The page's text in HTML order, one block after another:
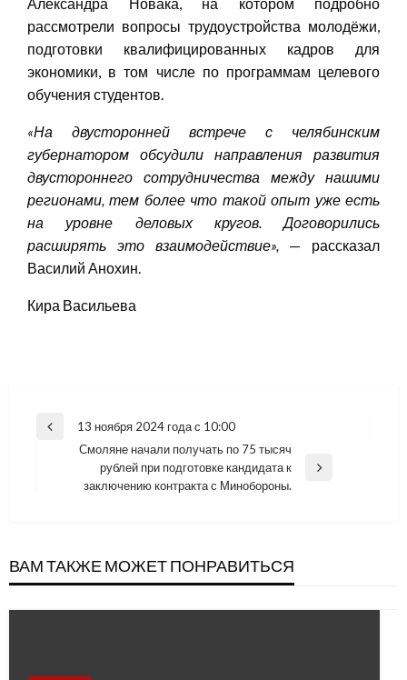
рассмотрели вопросы трудоустройства молодёжи,
подготовки квалифицированных кадров для
экономики, в том числе по программам целевого
обучения студентов.
«На двусторонней встрече с челябинским
губернатором обсудили направления развития
двустороннего сотрудничества между нашими
регионами, тем более что такой опыт уже есть
на уровне деловых кругов. Договорились
расширять это взаимодействие», — рассказал
Василий Анохин.
Кира Васильева
Навигация
записям
Previous
13 ноября 2024 года с 10:00
Смоляне начали получать по 75 тысяч
рублей при подготовке кандидата к
заключению контракта с Минобороны.
ВАМ ТАКЖЕ МОЖЕТ ПОНРАВИТЬСЯ